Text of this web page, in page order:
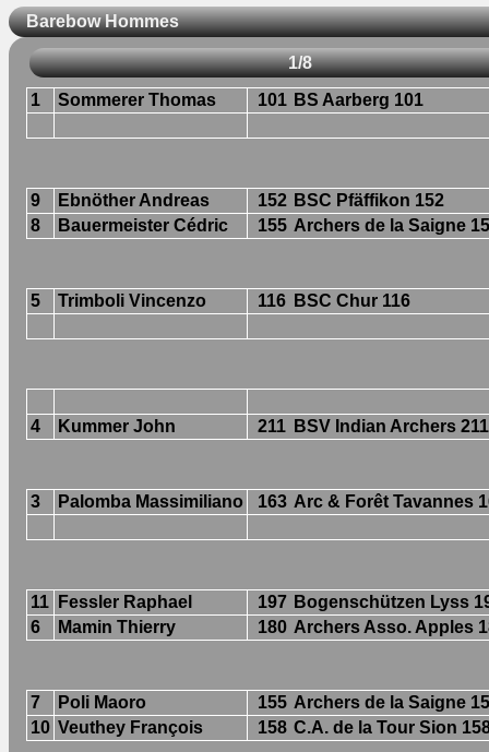
Barebow Hommes
1/8
1 Sommerer Thomas 101 BS Aarberg 101
9 Ebnöther Andreas 152 BSC Pfäffikon 152
8
Bauermeister Cédric 155 Archers de la Saigne
5 Trimboli Vincenzo 116 BSC Chur 116
4 Kummer John 211 BSV Indian Archers 211
3 Palomba Massimiliano 163 Arc & Forêt Tavannes
11 Fessler Raphael 197 Bogenschützen Lyss
6
Mamin Thierry 180 Archers Asso. Apples
7 Poli Maoro 155 Archers de la Saigne
10 Veuthey François 158 C.A. de la Tour Sion